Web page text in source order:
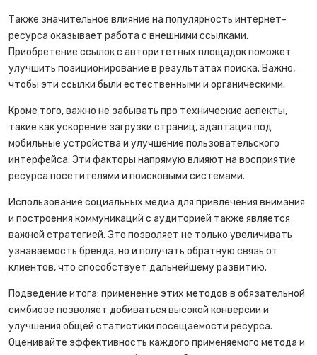
Также значительное влияние на популярность интернет-
ресурса оказывает работа с внешними ссылками.
Приобретение ссылок с авторитетных площадок поможет
улучшить позиционирование в результатах поиска. Важно,
чтобы эти ссылки были естественными и органическими.
Кроме того, важно не забывать про технические аспекты,
такие как ускорение загрузки страниц, адаптация под
мобильные устройства и улучшение пользовательского
интерфейса. Эти факторы напрямую влияют на восприятие
ресурса посетителями и поисковыми системами.
Использование социальных медиа для привлечения внимания
и построения коммуникаций с аудиторией также является
важной стратегией. Это позволяет не только увеличивать
узнаваемость бренда, но и получать обратную связь от
клиентов, что способствует дальнейшему развитию.
Подведение итога: применение этих методов в обязательной
симбиозе позволяет добиваться высокой конверсии и
улучшения общей статистики посещаемости ресурса.
Оценивайте эффективность каждого применяемого метода и